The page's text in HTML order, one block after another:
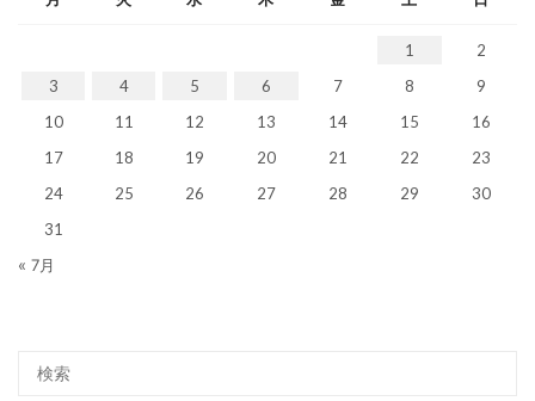
1
2
3
4 5 6 7 8
9
10
11 12 13 14 15
16
17
18 19 20 21 22
23
24
25 26 27 28 29
30
31
« 7月